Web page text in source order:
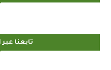
تابعنا